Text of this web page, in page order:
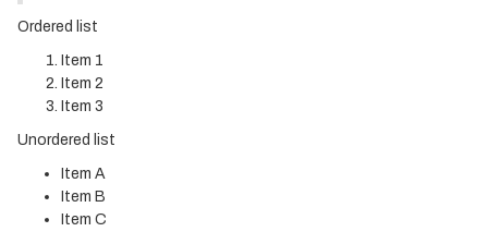
Ordered list
Item 1
Item 2
Item 3
Unordered list
Item A
Item B
Item C